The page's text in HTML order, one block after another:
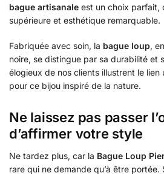
bague artisanale est un choix parfait,
supérieure et esthétique remarquable.
Fabriquée avec soin, la bague loup, en
noire, se distingue par sa durabilité et
élogieux de nos clients illustrent le lien
pour ce bijou inspiré de la nature.
Ne laissez pas passer
d’affirmer votre style
Ne tardez plus, car la Bague Loup
rare qui ne demande qu’à être